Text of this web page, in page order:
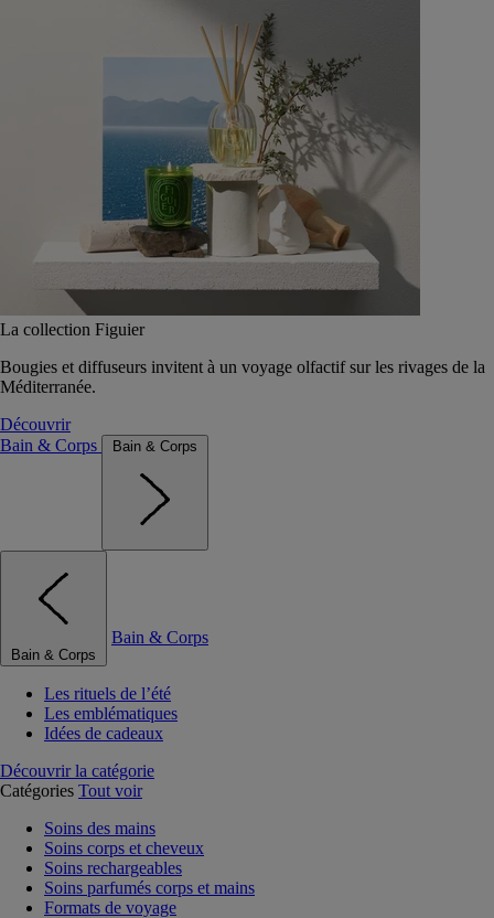
La collection Figuier
Bougies et diffuseurs invitent à un voyage olfactif sur les rivages de la
Méditerranée.
Découvrir
Bain & Corps
Bain & Corps
Bain & Corps
Bain & Corps
Les rituels de l’été
Les emblématiques
Idées de cadeaux
Découvrir la catégorie
Catégories Tout voir
Soins des mains
Soins corps et cheveux
Soins rechargeables
Soins parfumés corps et mains
Formats de voyage